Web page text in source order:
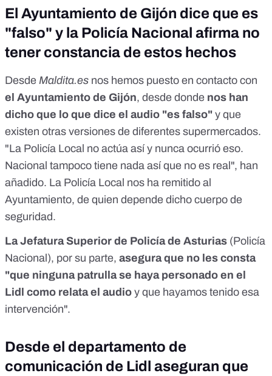
El Ayuntamiento de Gijón dice que es
"falso" y la Policía Nacional afirma no
tener constancia de estos hechos
Desde Maldita.es nos hemos puesto en contacto con
el Ayuntamiento de Gijón, desde donde nos han
dicho que lo que dice el audio "es falso" y que
existen otras versiones de diferentes supermercados.
"La Policía Local no actúa así y nunca ocurrió eso.
Nacional tampoco tiene nada así que no es real", han
añadido. La Policía Local nos ha remitido al
Ayuntamiento, de quien depende dicho cuerpo de
seguridad.
La Jefatura Superior de Policía de Asturias (Policía
Nacional), por su parte, asegura que no les consta
"que ninguna patrulla se haya personado en el
Lidl como relata el audio y que hayamos tenido esa
intervención".
Desde el departamento de
comunicación de Lidl aseguran que